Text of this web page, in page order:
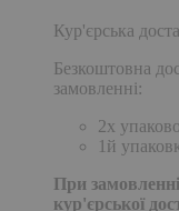
Кур'єрська
Безкоштовна
замовленні:
2х
1й
При
кур'єрської